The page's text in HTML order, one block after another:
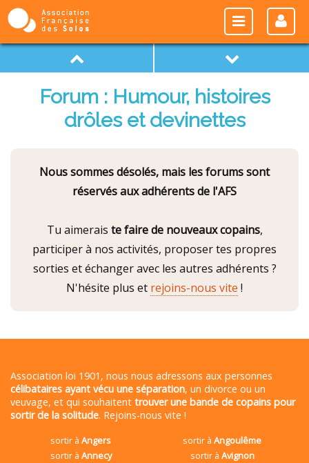
Forum : Humour, histoires
drôles et devinettes
Nous sommes désolés, mais les forums sont
réservés aux adhérents de l'AFS
Tu aimerais te faire de nouveaux copains,
participer à nos activités, proposer tes propres
sorties et échanger avec les autres adhérents ?
N'hésite plus et rejoins-nous vite !
Association loi 1901, nous nous adressons aux personnes
célibataires ayant vécu une séparation, un divorce ou un
veuvage, et qui souhaitent trouver une bande de copains pour
sortir de la solitude. Rejoins-nous vite !
sortir àAngers sortir àAngoulême
sortir à Annecy sortir à Avignon